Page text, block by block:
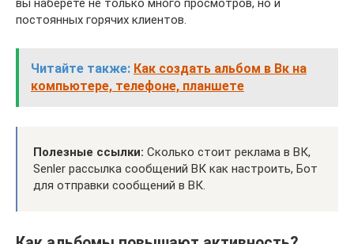
вы наберете не только много просмотров, но и
постоянных горячих клиентов.
Читайте также: Как создать альбом в Вк на
компьютере, телефоне, планшете
Полезные ссылки: Сколько стоит реклама в ВК,
Senler рассылка сообщений ВК как настроить, Бот
для отправки сообщений в ВК.